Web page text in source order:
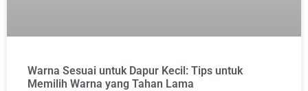
Warna Sesuai untuk Dapur Kecil: Tips untuk
Memilih Warna yang Tahan Lama